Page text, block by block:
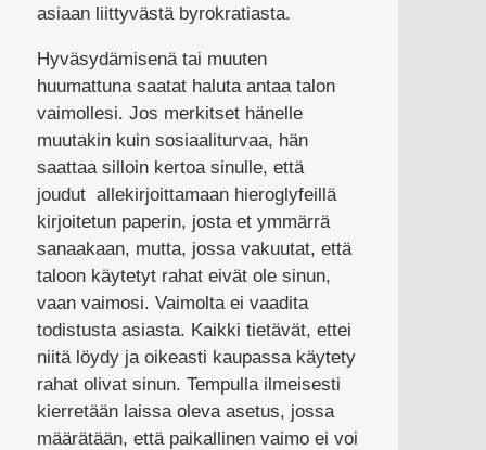
asiaan liittyvästä byrokratiasta.
Hyväsydämisenä tai muuten
huumattuna saatat haluta antaa talon
vaimollesi. Jos merkitset hänelle
muutakin kuin sosiaaliturvaa, hän
saattaa silloin kertoa sinulle, että
joudut allekirjoittamaan hieroglyfeillä
kirjoitetun paperin, josta et ymmärrä
sanaakaan, mutta, jossa vakuutat, että
taloon käytetyt rahat eivät ole sinun,
vaan vaimosi. Vaimolta ei vaadita
todistusta asiasta. Kaikki tietävät, ettei
niitä löydy ja oikeasti kaupassa käytety
rahat olivat sinun. Tempulla ilmeisesti
kierretään laissa oleva asetus, jossa
määrätään, että paikallinen vaimo ei voi